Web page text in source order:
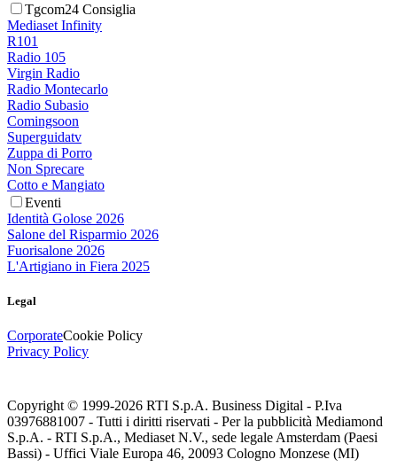
Tgcom24 Consiglia
Mediaset Infinity
R101
Radio 105
Virgin Radio
Radio Montecarlo
Radio Subasio
Comingsoon
Superguidatv
Zuppa di Porro
Non Sprecare
Cotto e Mangiato
Eventi
Identità Golose 2026
Salone del Risparmio 2026
Fuorisalone 2026
L'Artigiano in Fiera 2025
Legal
CorporateCookie Policy
Privacy Policy
Copyright © 1999-2026 RTI S.p.A. Business Digital - P.Iva
03976881007 - Tutti i diritti riservati - Per la pubblicità Mediamond
S.p.A. - RTI S.p.A., Mediaset N.V., sede legale Amsterdam (Paesi
Bassi) - Uffici Viale Europa 46, 20093 Cologno Monzese (MI)